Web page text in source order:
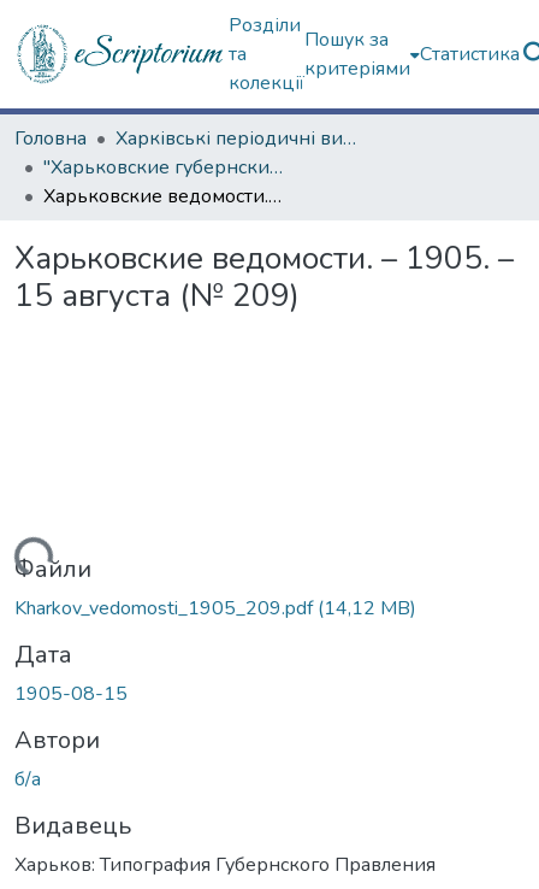
Розділи
та
колекції
Пошук за
критеріями
Статистика
Головна
Харківські періодичні видання
"Харьковские губернские ведомости" (1838–1915 гг.)
Харьковские ведомости. – 1905. – 15 августа (№ 209)
Харьковские ведомости. – 1905. –
15 августа (№ 209)
Файли
Kharkov_vedomosti_1905_209.pdf(14,12 MB)
Дата
1905-08-15
Автори
б/а
Видавець
Харьков: Типография Губернского Правления